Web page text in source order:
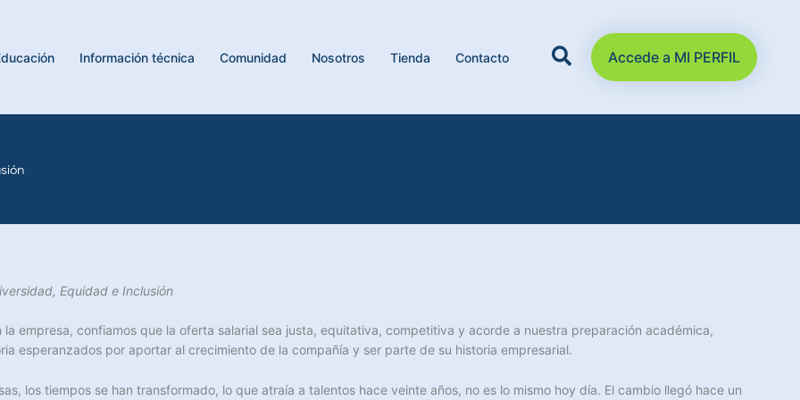
Información técnica Comunidad Nosotros Tienda Contacto Accede a MI PERFIL
Equidad e Inclusión
empresa, confiamos que la oferta salarial sea justa, equitativa, competitiva y acorde a nuestra preparación académica,
esperanzados por aportar al crecimiento de la compañía y ser parte de su historia empresarial.
los tiempos se han transformado, lo que atraía a talentos hace veinte años, no es lo mismo hoy día. El cambio llegó hace un